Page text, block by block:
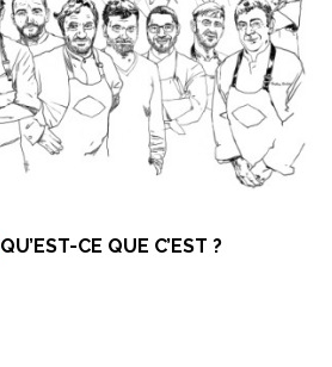
QU’EST-CE QUE C’EST ?